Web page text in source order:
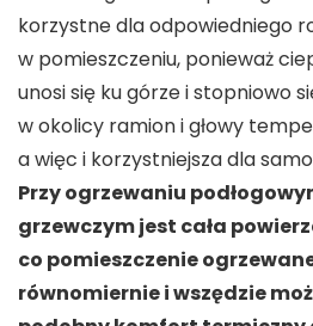
korzystne dla odpowiedniego
w pomieszczeniu, ponieważ
unosi się ku górze i stopniowo
w okolicy ramion i głowy
a więc i korzystniejsza dla
Przy ogrzewaniu
grzewczym jest cała
co pomieszczenie
równomiernie i wszędzie